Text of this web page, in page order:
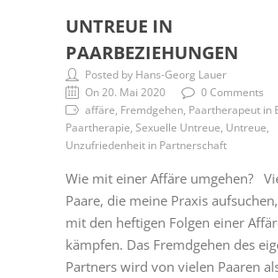
UNTREUE IN
PAARBEZIEHUNGEN
Posted by Hans-Georg Lauer
On 20. Mai 2020
0 Comments
affäre, Fremdgehen, Paartherapeut in
Paartherapie, Sexuelle Untreue, Untreue,
Unzufriedenheit in Partnerschaft
Wie mit einer Affäre umgehen?
Paare, die meine Praxis
mit den heftigen Folgen einer
kämpfen. Das Fremdgehen des
Partners wird von vielen Paaren